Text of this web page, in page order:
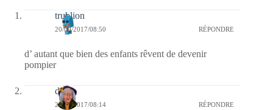
trublion
20/09/2017/08:50 RÉPONDRE
d’ autant que bien des enfants rêvent de devenir
pompier
dom
20/09/2017/08:14 RÉPONDRE